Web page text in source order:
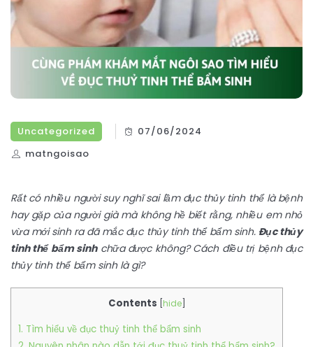
Uncategorized
07/06/2024
matngoisao
Rất có nhiều người suy nghĩ sai lầm đục thủy tinh thể là bệnh
hay gặp của người già mà không hề biết rằng, nhiều em nhỏ
vừa mới sinh ra đã mắc đục thủy tinh thể bẩm sinh. Đục thủy
tinh thể bẩm sinhchữa được không? Cách điều trị bệnh đục
thủy tinh thể bẩm sinh là gì?
Contents hide]
1. Tìm hiểu về đục thuỷ tinh thể bẩm sinh